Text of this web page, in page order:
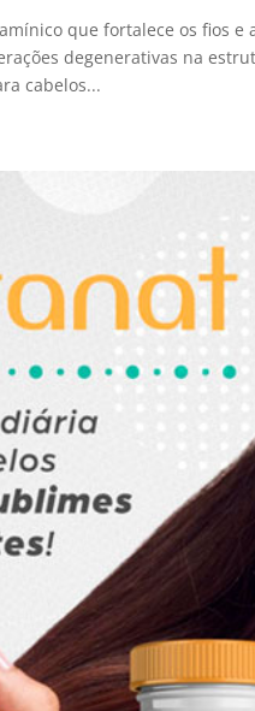
que fortalece os fios
degenerativas na
cabelos...